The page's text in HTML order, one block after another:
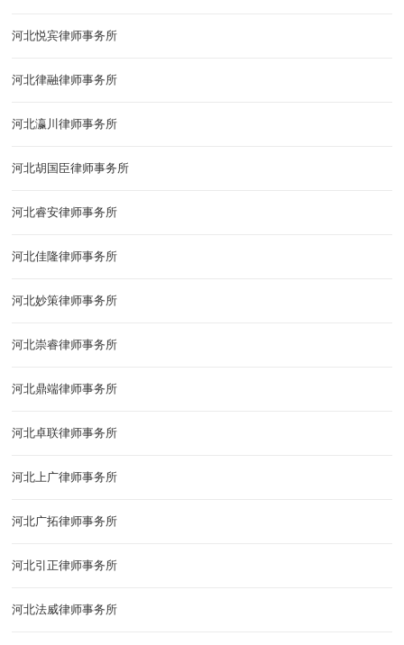
河北悦宾律师事务所
河北律融律师事务所
河北瀛川律师事务所
河北胡国臣律师事务所
河北睿安律师事务所
河北佳隆律师事务所
河北妙策律师事务所
河北崇睿律师事务所
河北鼎端律师事务所
河北卓联律师事务所
河北上广律师事务所
河北广拓律师事务所
河北引正律师事务所
河北法威律师事务所